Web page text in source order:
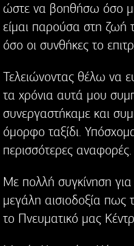
ώστε να βοηθήσω όσο
είμαι παρούσα στη ζωή
όσο οι συνθήκες το
Τελειώνοντας θέλω να
τα χρόνια αυτά μου
συνεργαστήκαμε και
όμορφο ταξίδι.
περισσότερες αναφορές.
Με πολλή συγκίνηση
μεγάλη αισιοδοξία πως
το Πνευματικό μας